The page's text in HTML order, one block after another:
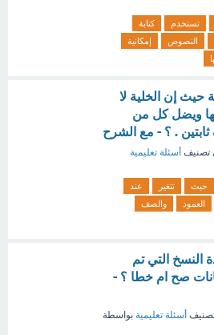
تستخدم
كتابة
النصوص
إمكانية
حيث إن الخلية لا
ويضل كل من
. ؟ - مع الشرح
تصنيف أسئلة تعليمية
حيث تتغير
عند
العمود
والصف
النسخ التي تم
صح ام خطا ؟ -
أسئلة تعليمية بواسطة